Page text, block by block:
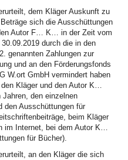
dem Kläger Auskunft zu
sich die Ausschüttungen
Autor F… K… in der Zeit vom
durch die in den
genannten Zahlungen zur
und an den Förderungsfonds
W.ort GmbH vermindert haben
Kläger und den Autor K…
den einzelnen
den Ausschüttungen für
beim Kläger
im Internet, bei dem Autor K…
für Bücher).
an den Kläger die sich